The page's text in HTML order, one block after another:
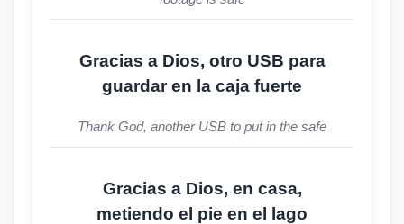
Gracias a Dios, otro USB para
guardar en la caja fuerte
Thank God, another USB to put in the safe
Gracias a Dios, en casa,
metiendo el pie en el lago